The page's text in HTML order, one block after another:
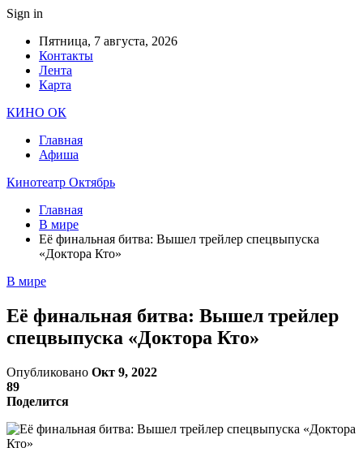
Sign in
Пятница, 7 августа, 2026
Контакты
Лента
Карта
КИНО ОК
Главная
Афиша
Кинотеатр Октябрь
Главная
В мире
Её финальная битва: Вышел трейлер спецвыпуска
«Доктора Кто»
В мире
Её финальная битва: Вышел трейлер
спецвыпуска «Доктора Кто»
Опубликовано Окт 9, 2022
89
Поделится